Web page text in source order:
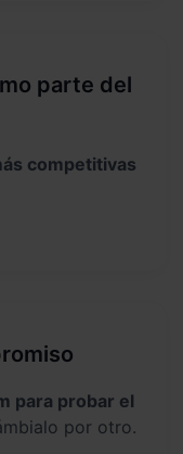
parte del
competitivas
para probar el
por otro.